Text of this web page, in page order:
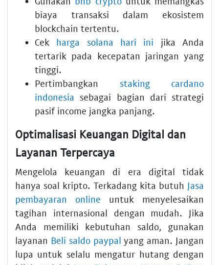
biaya transaksi dalam ekosistem
blockchain tertentu.
Cek harga solana hari ini jika Anda
tertarik pada kecepatan jaringan yang
tinggi.
Pertimbangkan staking cardano
indonesia sebagai bagian dari strategi
pasif income jangka panjang.
Optimalisasi Keuangan Digital dan
Layanan Terpercaya
Mengelola keuangan di era digital tidak
hanya soal kripto. Terkadang kita butuh Jasa
pembayaran online untuk menyelesaikan
tagihan internasional dengan mudah. Jika
Anda memiliki kebutuhan saldo, gunakan
layanan Beli saldo paypal yang aman. Jangan
lupa untuk selalu mengatur hutang dengan